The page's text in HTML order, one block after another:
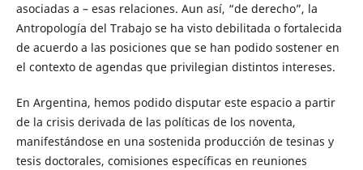
asociadas a – esas relaciones. Aun así, “de derecho”, la
Antropología del Trabajo se ha visto debilitada o fortalecida
de acuerdo a las posiciones que se han podido sostener en
el contexto de agendas que privilegian distintos intereses.
En Argentina, hemos podido disputar este espacio a partir
de la crisis derivada de las políticas de los noventa,
manifestándose en una sostenida producción de tesinas y
tesis doctorales, comisiones específicas en reuniones